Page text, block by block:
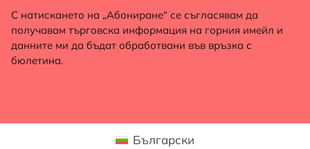
С натискането на „Абониране“ се съгласявам да
получавам търговска информация на горния имейл и
данните ми да бъдат обработвани във връзка с
бюлетина.
Български